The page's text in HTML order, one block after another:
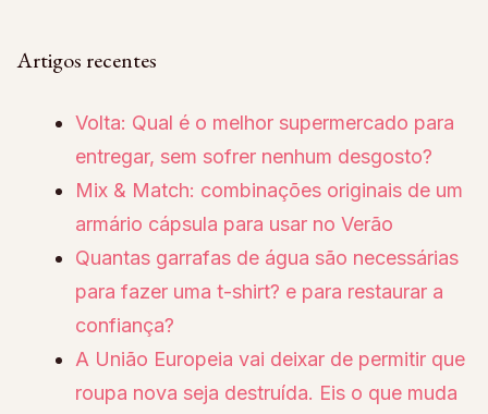
Artigos recentes
Volta: Qual é o melhor supermercado para
entregar, sem sofrer nenhum desgosto?
Mix & Match: combinações originais de um
armário cápsula para usar no Verão
Quantas garrafas de água são necessárias
para fazer uma t-shirt? e para restaurar a
confiança?
A União Europeia vai deixar de permitir que
roupa nova seja destruída. Eis o que muda